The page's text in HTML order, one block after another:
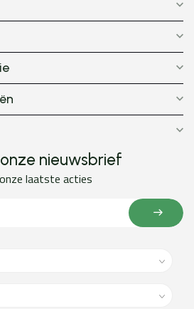
nieuwsbrief
laatste acties